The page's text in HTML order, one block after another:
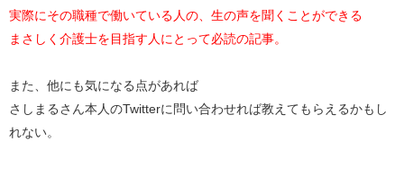
実際にその職種で働いている人の、生の声を聞くことができる
まさしく介護士を目指す人にとって必読の記事。
また、他にも気になる点があれば
さしまるさん本人のTwitterに問い合わせれば教えてもらえるかもし
れない。